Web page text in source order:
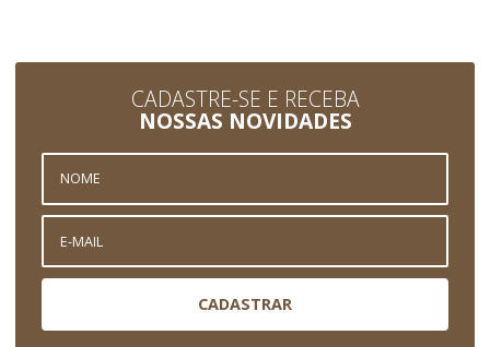
CADASTRE-SE E RECEBA
NOSSAS NOVIDADES
CADASTRAR